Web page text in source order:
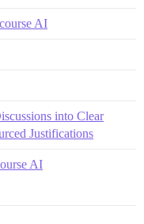
AI
into Clear
Justifications
AI